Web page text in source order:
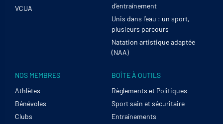
VCUA
d’entraînement
Unis dans l’eau : un sport,
plusieurs parcours
Natation artistique adaptée
(NAA)
NOS MEMBRES
Athlètes
Bénévoles
Clubs
BOÎTE À OUTILS
Règlements et Politiques
Sport sain et sécuritaire
Entraînements